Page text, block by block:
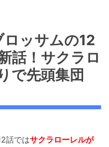
ッサムの12
話！サクラロ
で先頭集団
話ではサクラローレルが